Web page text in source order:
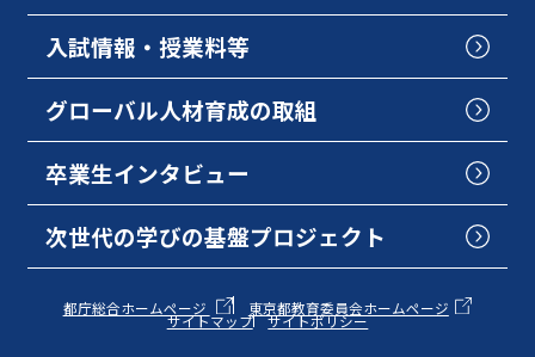
入試情報・授業料等
グローバル人材育成の取組
卒業生インタビュー
次世代の学びの基盤プロジェクト
都庁総合ホームページ 東京都教育委員会ホームページ
サイトマップ サイトポリシー